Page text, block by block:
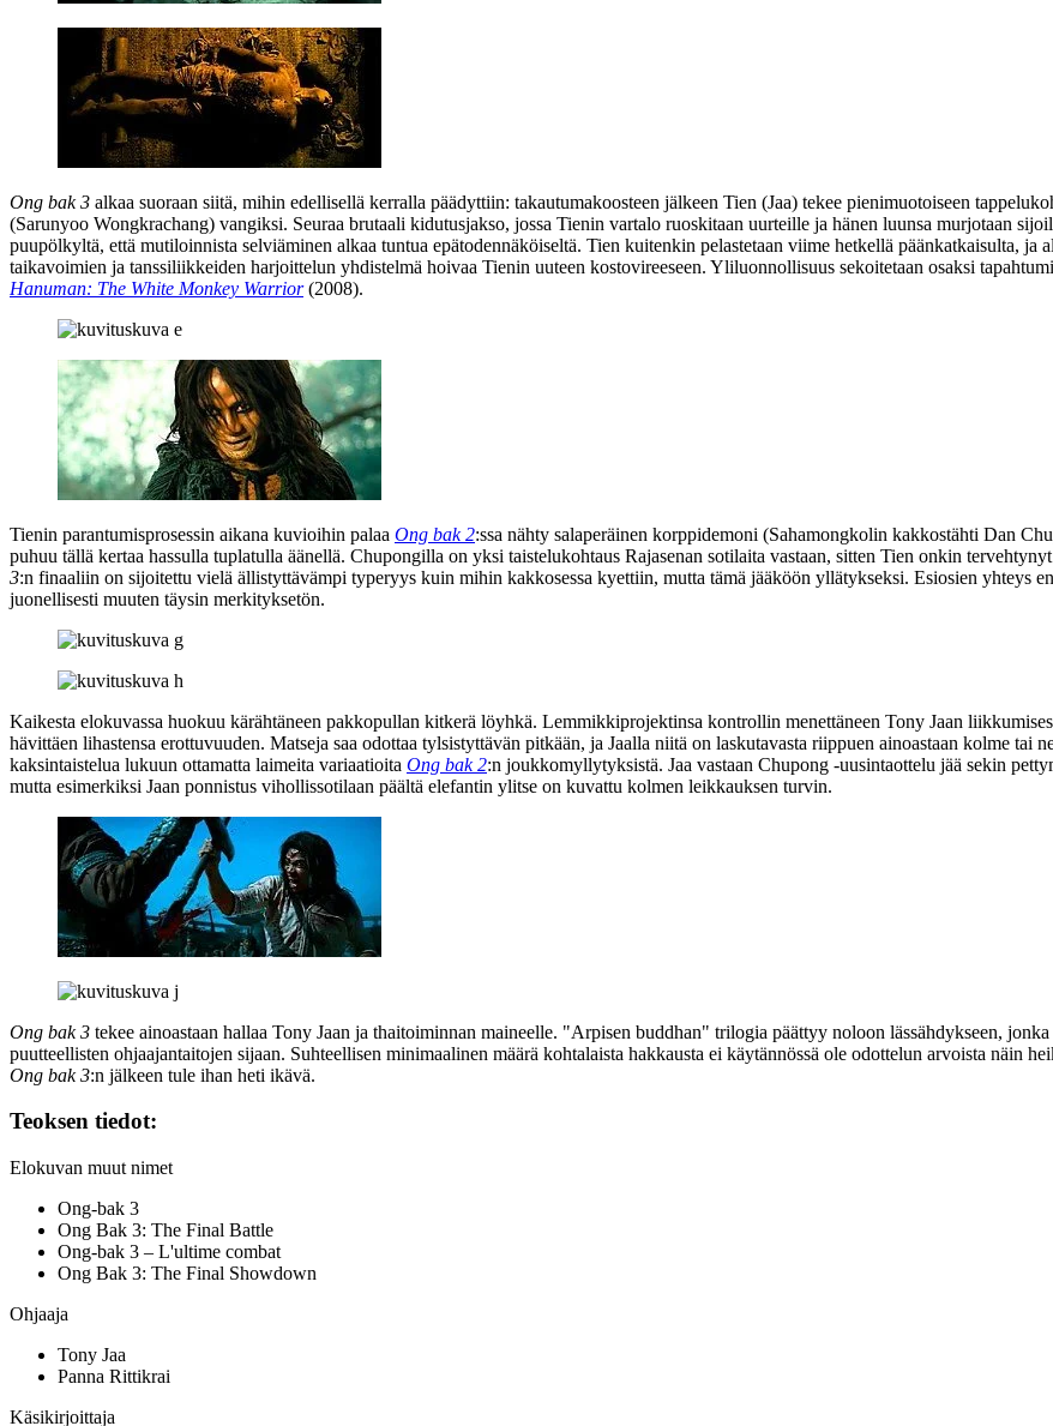
Ong bak 3 alkaa suoraan siitä, mihin edellisellä kerralla päädyttiin: takautumakoosteen jälkeen Tien (Jaa) tekee pienimuotoiseen
(Sarunyoo Wongkrachang) vangiksi. Seuraa brutaali kidutusjakso, jossa Tienin vartalo ruoskitaan uurteille ja hänen luunsa murjotaan
puupölkyltä, että mutiloinnista selviäminen alkaa tuntua epätodennäköiseltä. Tien kuitenkin pelastetaan viime hetkellä päänkatkaisulta, ja
taikavoimien ja tanssiliikkeiden harjoittelun yhdistelmä hoivaa Tienin uuteen kostovireeseen. Yliluonnollisuus sekoitetaan osaksi
Hanuman: The White Monkey Warrior(2008).
Tienin parantumisprosessin aikana kuvioihin palaa Ong bak 2:ssa nähty salaperäinen korppidemoni (Sahamongkolin kakkostähti Dan
puhuu tällä kertaa hassulla tuplatulla äänellä. Chupongilla on yksi taistelukohtaus Rajasenan sotilaita vastaan, sitten Tien onkin
3:n finaaliin on sijoitettu vielä ällistyttävämpi typeryys kuin mihin kakkosessa kyettiin, mutta tämä jääköön yllätykseksi. Esiosien yhteys
juonellisesti muuten täysin merkityksetön.
Kaikesta elokuvassa huokuu kärähtäneen pakkopullan kitkerä löyhkä. Lemmikkiprojektinsa kontrollin menettäneen Tony Jaan
hävittäen lihastensa erottuvuuden. Matseja saa odottaa tylsistyttävän pitkään, ja Jaalla niitä on laskutavasta riippuen ainoastaan kolme
kaksintaistelua lukuun ottamatta laimeita variaatioita Ong bak 2:n joukkomyllytyksistä. Jaa vastaan Chupong ‑uusintaottelu jää sekin
mutta esimerkiksi Jaan ponnistus vihollissotilaan päältä elefantin ylitse on kuvattu kolmen leikkauksen turvin.
Ong bak 3 tekee ainoastaan hallaa Tony Jaan ja thaitoiminnan maineelle. "Arpisen buddhan" trilogia päättyy noloon lässähdykseen,
puutteellisten ohjaajantaitojen sijaan. Suhteellisen minimaalinen määrä kohtalaista hakkausta ei käytännössä ole odottelun arvoista näin
Ong bak 3:n jälkeen tule ihan heti ikävä.
Teoksen tiedot:
Elokuvan muut nimet
Ong-bak 3
Ong Bak 3: The Final Battle
Ong-bak 3 – L'ultime combat
Ong Bak 3: The Final Showdown
Ohjaaja
Tony Jaa
Panna Rittikrai
Käsikirjoittaja